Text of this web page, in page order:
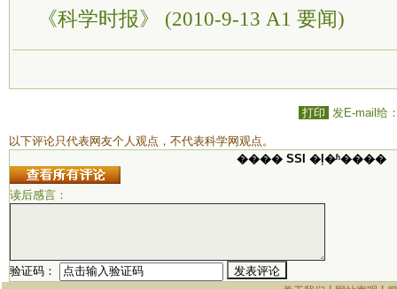
《科学时报》 (2010-9-13 A1 要闻)
打印 发E-mail给
以下评论只代表网友个人观点，不代表科学网观点。
���� SSI �ļ�ʱ����
读后感言：
验证码：